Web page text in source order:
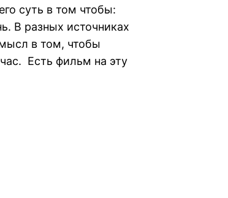
суть в том чтобы:
В разных источниках
в том, чтобы
Есть фильм на эту